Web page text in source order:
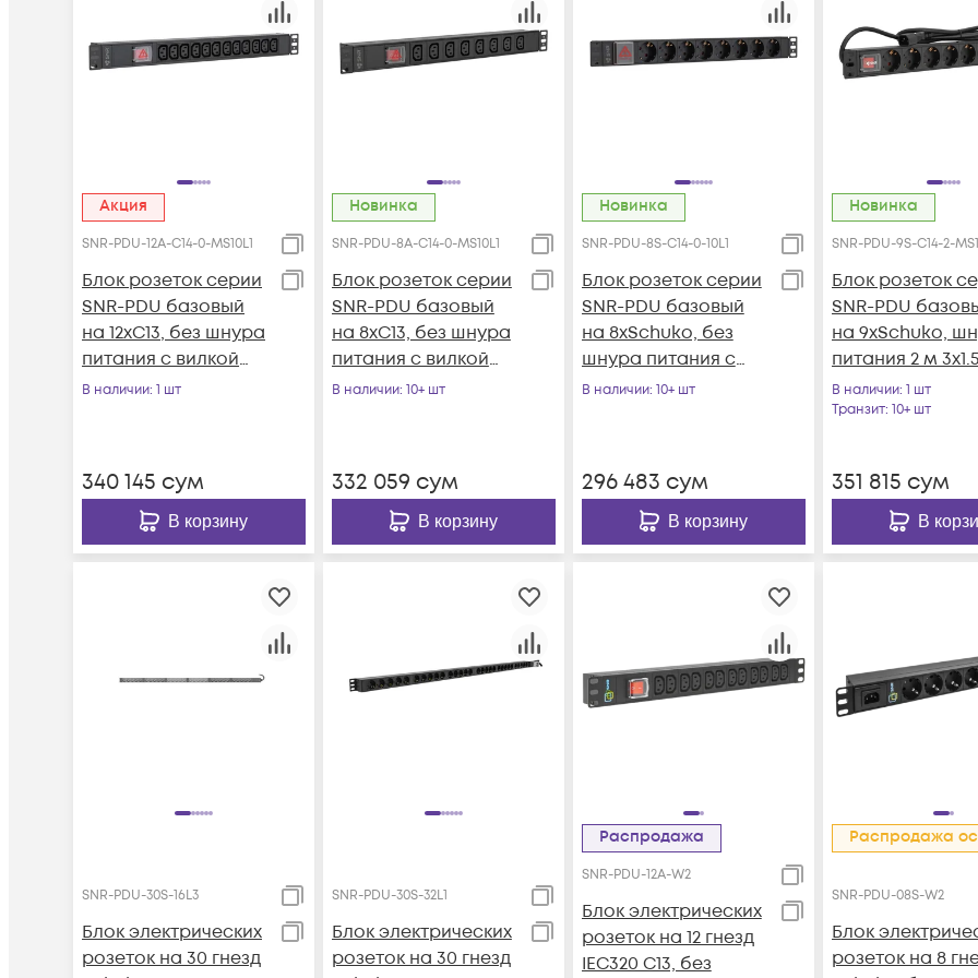
Акция
SNR-PDU-12A-C14-0-MS10L1
Блок розеток серии
SNR-PDU базовый
на 12xC13, без шнура
питания с вилкой
C14, 10A
В наличии: 1 шт
340 145 сум
В корзину
Новинка
SNR-PDU-8A-C14-0-MS10L1
Блок розеток серии
SNR-PDU базовый
на 8xC13, без шнура
питания с вилкой
C14, 10A
В наличии: 10+ шт
332 059 сум
В корзину
Новинка
SNR-PDU-8S-C14-0-10L1
Блок розеток серии
SNR-PDU базовый
на 8xSchuko, без
шнура питания с
вилкой C14, 10A
В наличии: 10+ шт
296 483 сум
В корзину
Новинка
SNR-PDU-9S-C14-2-
Блок розеток
SNR-PDU
на 9хSchuko,
питания 2 м 3x1.5
с вилкой C14, 10A
В наличии: 1 шт
Транзит: 10+ шт
351 815 сум
В
SNR-PDU-30S-16L3
Блок электрических
розеток на 30 гнезд
SNR-PDU-30S-32L1
Блок электрических
розеток на 30 гнезд
Распродажа
SNR-PDU-12A-W2
Блок электрических
розеток на 12 гнезд
IEC320 C13, без
Распродажа
SNR-PDU-08S-W2
Блок
розеток на 8